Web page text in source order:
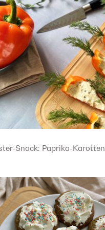
Snack: Paprika-Karotten